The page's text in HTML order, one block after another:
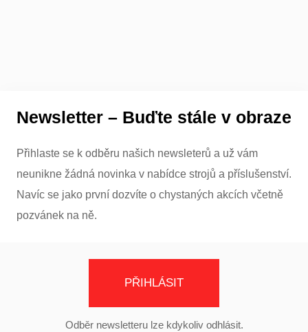
Newsletter – Buďte stále v obraze
Přihlaste se k odběru našich newsleterů a už vám
neunikne žádná novinka v nabídce strojů a příslušenství.
Navíc se jako první dozvíte o chystaných akcích včetně
pozvánek na ně.
PŘIHLÁSIT
Odběr newsletteru lze kdykoliv odhlásit.